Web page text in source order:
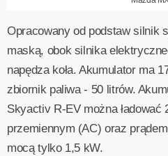
Opracowany od podstaw silnik
maską, obok silnika
napędza koła. Akumulator ma
zbiornik paliwa - 50 litrów.
Skyactiv R-EV można ładować
przemiennym (AC) oraz
mocą tylko 1,5 kW.